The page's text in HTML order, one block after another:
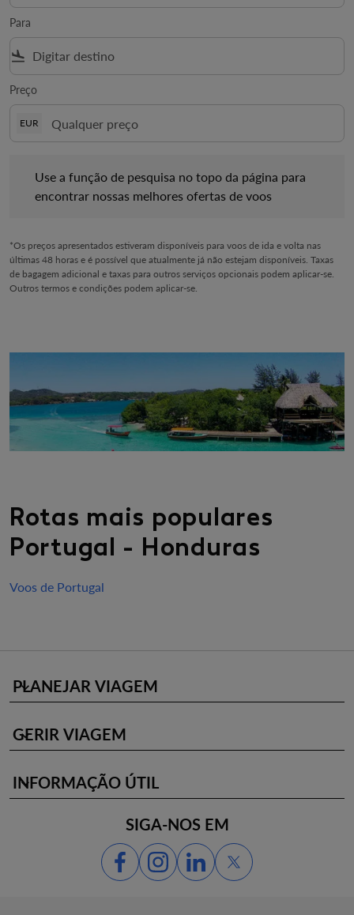
Para
flight_land
Preço
EUR
Use a função de pesquisa no topo da página para
encontrar nossas melhores ofertas de voos
*Os preços apresentados estiveram disponíveis para voos de ida e volta nas
últimas 48 horas e é possível que atualmente já não estejam disponíveis. Taxas
de bagagem adicional e taxas para outros serviços opcionais podem aplicar-se.
Outros termos e condições podem aplicar-se.
Rotas mais populares
Portugal - Honduras
Voos de Portugal
PLANEJAR VIAGEM
keyboard_arrow_down
GERIR VIAGEM
keyboard_arrow_down
INFORMAÇÃO ÚTIL
keyboard_arrow_down
SIGA-NOS EM